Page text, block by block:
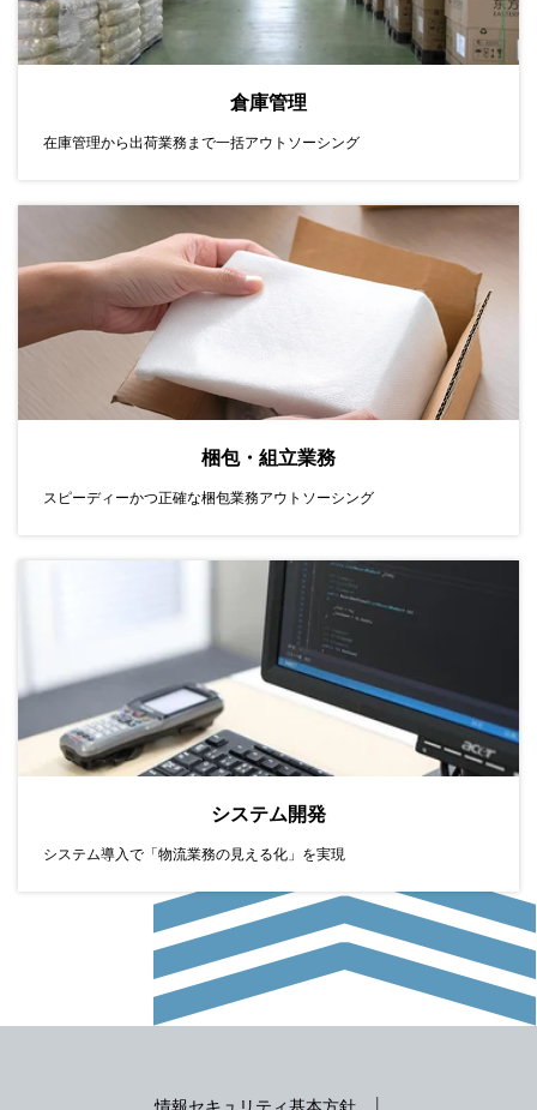
倉庫管理
在庫管理から出荷業務まで一括アウトソーシング
梱包・組立業務
スピーディーかつ正確な梱包業務アウトソーシング
システム開発
システム導入で「物流業務の見える化」を実現